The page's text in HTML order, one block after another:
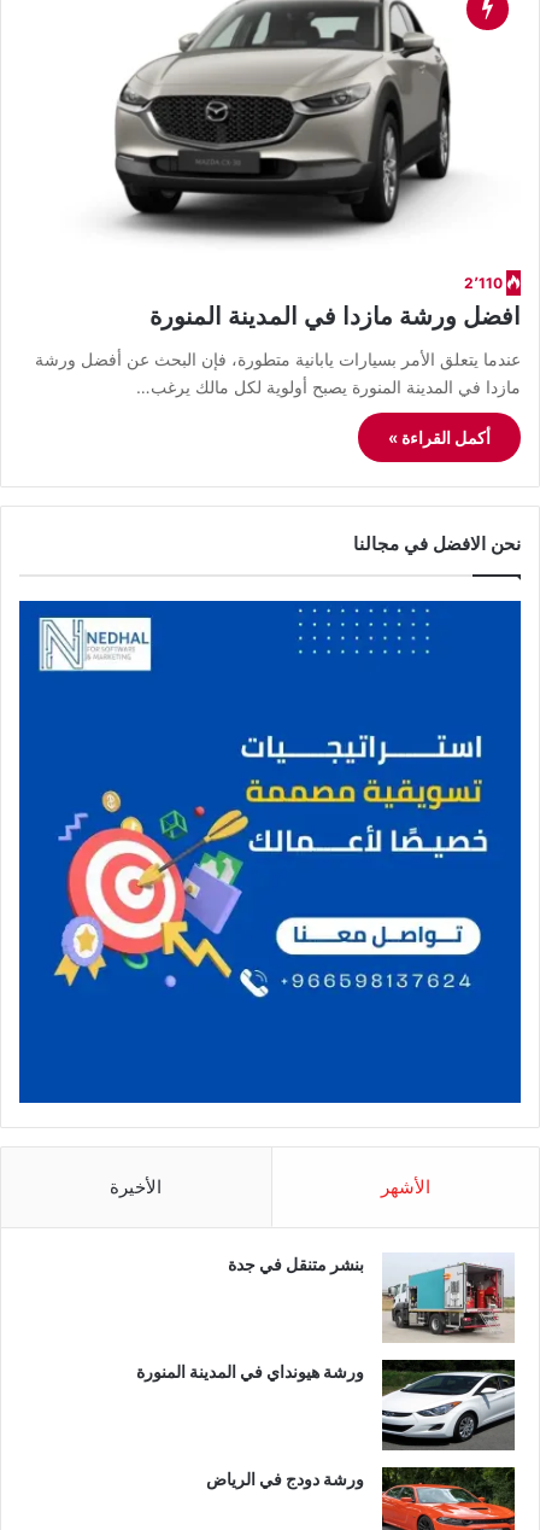
2٬110
افضل ورشة مازدا في المدينة المنورة
عندما يتعلق الأمر بسيارات يابانية متطورة، فإن البحث عن أفضل ورشة
مازدا في المدينة المنورة يصبح أولوية لكل مالك يرغب…
أكمل القراءة »
نحن الافضل في مجالنا
الأشهر الأخيرة
بنشر متنقل في جدة
ورشة هيونداي في المدينة المنورة
ورشة دودج في الرياض